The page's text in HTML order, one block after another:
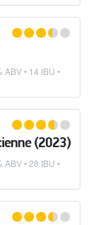
ABV • 14 IBU •
(2023)
ABV • 28 IBU •